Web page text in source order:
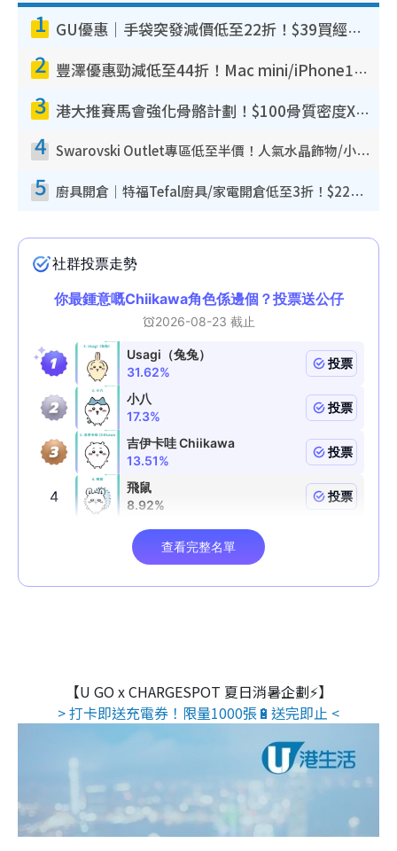
1 GU優惠｜手袋突發減價低至22折！$39買經典波士頓包/餃子袋！飾物同步減價$29起！
2 豐澤優惠勁減低至44折！Mac mini/iPhone17Pro大減價！廚房家電$220起
3 港大推賽馬會強化骨骼計劃！$100骨質密度X光檢查 完成免費運動訓練送超市禮券！附參加資格
4 Swarovski Outlet專區低至半價！人氣水晶飾物/小擺設$138起！迪士尼款/水晶高跟鞋都有平
5 廚具開倉｜特福Tefal廚具/家電開倉低至3折！$220起買平底鍋/炒鑊/湯煲！電飯煲/吸塵機/燙斗$418起
【U GO x CHARGESPOT 夏日消暑企劃⚡】
> 打卡即送充電券！限量1000張🔋送完即止 <